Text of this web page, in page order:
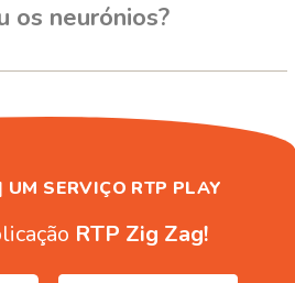
os neurónios?
UM SERVIÇO RTP PLAY
RTP Zig Zag!